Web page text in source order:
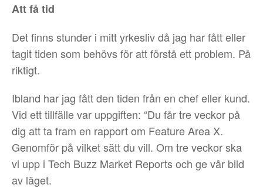
Att få tid
Det finns stunder i mitt yrkesliv då jag har fått eller
tagit tiden som behövs för att förstå ett problem. På
riktigt.
Ibland har jag fått den tiden från en chef eller kund.
Vid ett tillfälle var uppgiften: “Du får tre veckor på
dig att ta fram en rapport om Feature Area X.
Genomför på vilket sätt du vill. Om tre veckor ska
vi upp i Tech Buzz Market Reports och ge vår bild
av läget.